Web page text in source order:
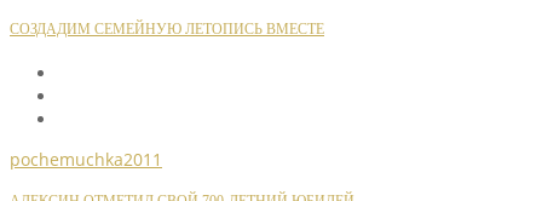
СОЗДАДИМ СЕМЕЙНУЮ ЛЕТОПИСЬ ВМЕСТЕ
pochemuchka2011